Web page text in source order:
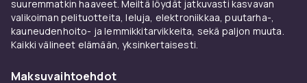
suuremmatkin haaveet. Meiltä löydät jatkuvasti kasvavan
valikoiman pelituotteita, leluja, elektroniikkaa, puutarha-,
kauneudenhoito- ja lemmikkitarvikkeita, sekä paljon muuta.
Kaikki välineet elämään, yksinkertaisesti.
Maksuvaihtoehdot